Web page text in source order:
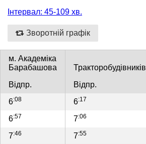
Інтервал: 45-109 хв.
Зворотній графік
м. Академіка
Барабашова
Тракторобудівників
Відпр.
Відпр.
6:08 6:17
6:57 7:06
7:46 7:55